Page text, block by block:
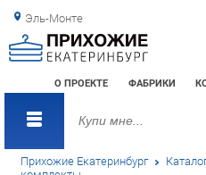
Эль-Монте
О ПРОЕКТЕ ФАБРИКИ
Прихожие Екатеринбург Каталог
комплекты